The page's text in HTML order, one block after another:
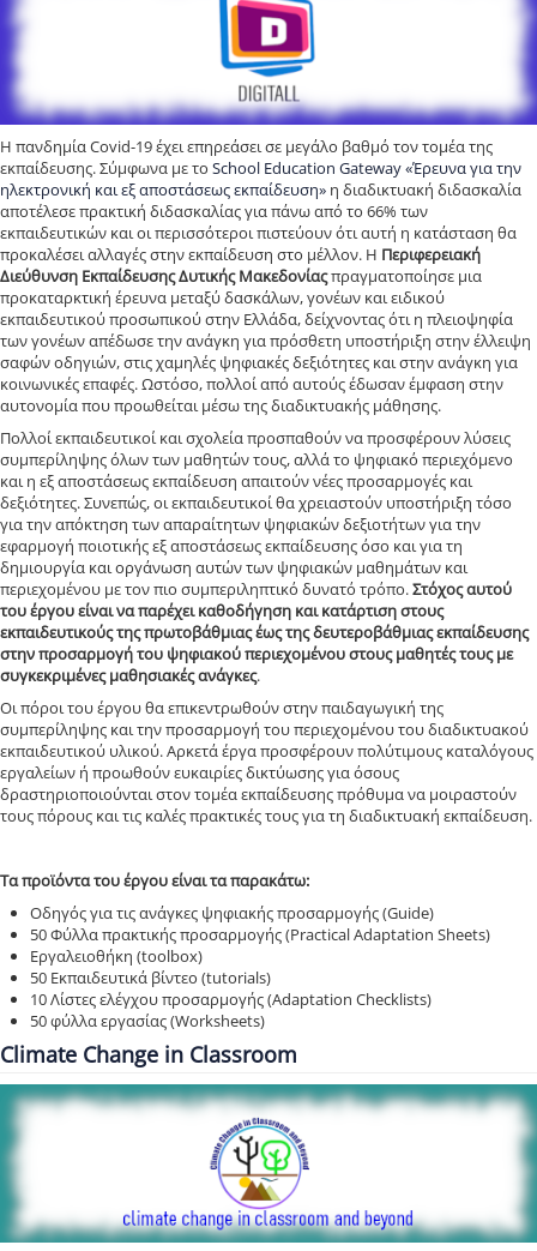
Η πανδημία Covid-19 έχει επηρεάσει σε μεγάλο βαθμό τον τομέα της
εκπαίδευσης. Σύμφωνα με το School Education Gateway «Έρευνα για την
ηλεκτρονική και εξ αποστάσεως εκπαίδευση» η διαδικτυακή διδασκαλία
αποτέλεσε πρακτική διδασκαλίας για πάνω από το 66% των
εκπαιδευτικών και οι περισσότεροι πιστεύουν ότι αυτή η κατάσταση θα
προκαλέσει αλλαγές στην εκπαίδευση στο μέλλον. Η Περιφερειακή
Διεύθυνση Εκπαίδευσης Δυτικής Μακεδονίαςπραγματοποίησε μια
προκαταρκτική έρευνα μεταξύ δασκάλων, γονέων και ειδικού
εκπαιδευτικού προσωπικού στην Ελλάδα, δείχνοντας ότι η πλειοψηφία
των γονέων απέδωσε την ανάγκη για πρόσθετη υποστήριξη στην έλλειψη
σαφών οδηγιών, στις χαμηλές ψηφιακές δεξιότητες και στην ανάγκη για
κοινωνικές επαφές. Ωστόσο, πολλοί από αυτούς έδωσαν έμφαση στην
αυτονομία που προωθείται μέσω της διαδικτυακής μάθησης.
Πολλοί εκπαιδευτικοί και σχολεία προσπαθούν να προσφέρουν λύσεις
συμπερίληψης όλων των μαθητών τους, αλλά το ψηφιακό περιεχόμενο
και η εξ αποστάσεως εκπαίδευση απαιτούν νέες προσαρμογές και
δεξιότητες. Συνεπώς, οι εκπαιδευτικοί θα χρειαστούν υποστήριξη τόσο
για την απόκτηση των απαραίτητων ψηφιακών δεξιοτήτων για την
εφαρμογή ποιοτικής εξ αποστάσεως εκπαίδευσης όσο και για τη
δημιουργία και οργάνωση αυτών των ψηφιακών μαθημάτων και
περιεχομένου με τον πιο συμπεριληπτικό δυνατό τρόπο.Στόχος αυτού
του έργου είναι να παρέχει καθοδήγηση και κατάρτιση στους
εκπαιδευτικούς της πρωτοβάθμιας έως της δευτεροβάθμιας εκπαίδευσης
στην προσαρμογή του ψηφιακού περιεχομένου στους μαθητές τους με
συγκεκριμένες μαθησιακές ανάγκες.
Οι πόροι του έργου θα επικεντρωθούν στην παιδαγωγική της
συμπερίληψης και την προσαρμογή του περιεχομένου του διαδικτυακού
εκπαιδευτικού υλικού. Αρκετά έργα προσφέρουν πολύτιμους καταλόγους
εργαλείων ή προωθούν ευκαιρίες δικτύωσης για όσους
δραστηριοποιούνται στον τομέα εκπαίδευσης πρόθυμα να μοιραστούν
τους πόρους και τις καλές πρακτικές τους για τη διαδικτυακή εκπαίδευση.
Τα προϊόντα του έργου είναι τα παρακάτω:
Οδηγός για τις ανάγκες ψηφιακής προσαρμογής (Guide)
50 Φύλλα πρακτικής προσαρμογής (Practical Adaptation Sheets)
Eργαλειοθήκη (toolbox)
50 Εκπαιδευτικά βίντεο (tutorials)
10 Λίστες ελέγχου προσαρμογής (Adaptation Checklists)
50 φύλλα εργασίας (Worksheets)
Climate Change in Classroom